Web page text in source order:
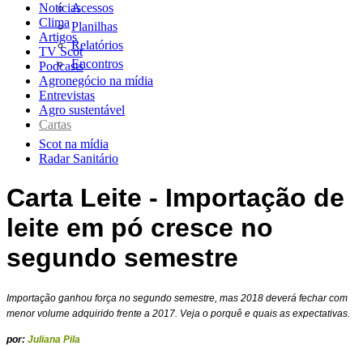
Acessos
Planilhas
Relatórios
Encontros
Notícias
Clima
Artigos
TV Scot
Podcasts
Agronegócio na mídia
Entrevistas
Agro sustentável
Cartas
Scot na mídia
Radar Sanitário
Carta Leite - Importação de
leite em pó cresce no
segundo semestre
Importação ganhou força no segundo semestre, mas 2018 deverá fechar com
menor volume adquirido frente a 2017. Veja o porquê e quais as expectativas.
por: Juliana Pila